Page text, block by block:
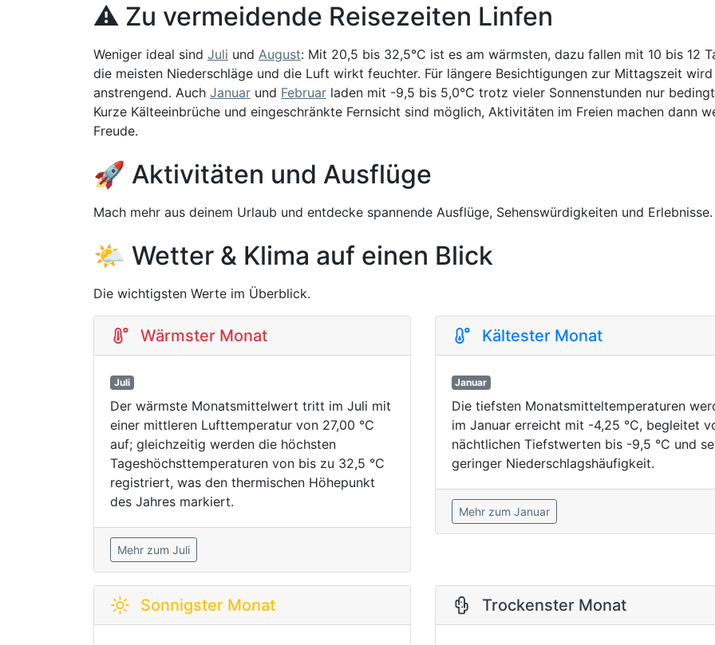
⚠️ Zu vermeidende Reisezeiten Linfen
Weniger ideal sind Juli und August: Mit 20,5 bis 32,5°C ist es am wärmsten, dazu fallen mit 10 bis 12
die meisten Niederschläge und die Luft wirkt feuchter. Für längere Besichtigungen zur Mittagszeit wird
anstrengend. Auch Januar und Februar laden mit -9,5 bis 5,0°C trotz vieler Sonnenstunden nur
Kurze Kälteeinbrüche und eingeschränkte Fernsicht sind möglich, Aktivitäten im Freien machen dann
Freude.
🚀 Aktivitäten und Ausflüge
Mach mehr aus deinem Urlaub und entdecke spannende Ausflüge, Sehenswürdigkeiten und Erlebnisse.
🌤️ Wetter & Klima auf einen Blick
Die wichtigsten Werte im Überblick.
Wärmster Monat
Juli
Der wärmste Monatsmittelwert tritt im Juli mit
einer mittleren Lufttemperatur von 27,00 °C
auf; gleichzeitig werden die höchsten
Tageshöchsttemperaturen von bis zu 32,5 °C
registriert, was den thermischen Höhepunkt
des Jahres markiert.
Mehr zum Juli
Kältester Monat
Januar
Die tiefsten Monatsmitteltemperaturen
im Januar erreicht mit -4,25 °C, begleitet
nächtlichen Tiefstwerten bis -9,5 °C und
geringer Niederschlagshäufigkeit.
Mehr zum Januar
Sonnigster Monat Trockenster Monat